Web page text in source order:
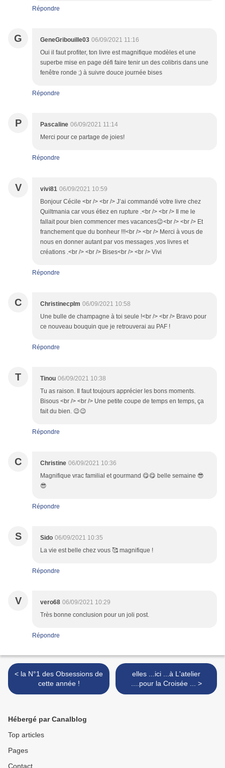
Répondre
G GeneGribouille03 06/09/2021 11:16
Oui il faut profiter, ton livre est magnifique modèles et une
superbe mise en page défi faire tenir un des colibris dans une
fenêtre ronde ;) à suivre douce journée bises
Répondre
P Pascaline 06/09/2021 11:14
Merci pour ce partage de joies!
Répondre
V vivi81 06/09/2021 10:59
Bonjour Cécile <br /> <br /> J’ai commandé votre livre chez
Quiltmania car vous étiez en rupture .<br /> <br /> Il me le
fallait pour bien commencer mes vacances😉<br /> <br /> Et
franchement que du bonheur !!!<br /> <br /> Merci à vous de
nous en donner autant par vos messages ,vos livres et
créations .<br /> <br /> Bises<br /> <br /> Vivi
Répondre
C Christinecplm 06/09/2021 10:58
Une bulle de champagne à toi seule !<br /> <br /> Bravo pour
ce nouveau bouquin que je retrouverai au PAF !
Répondre
T Tinou 06/09/2021 10:38
Tu as raison. Il faut toujours apprécier les bons moments.
Bisous <br /> <br /> Une petite coupe de temps en temps, ça
fait du bien. 😉😉
Répondre
C Christine 06/09/2021 10:36
Magnifique vrac familial et gourmand 😋😋 belle semaine 😎
😎
Répondre
S Sido 06/09/2021 10:35
La vie est belle chez vous 🥰 magnifique !
Répondre
V vero68 06/09/2021 10:29
Très bonne conclusion pour un joli post.
Répondre
< la N°1 des Obsessions de
cette année !
elles ...ici ...à L'atelier
....pour la Croisée ... >
Hébergé par Canalblog
Top articles
Pages
Contact